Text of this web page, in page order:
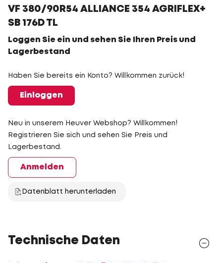
VF 380/90R54 ALLIANCE 354 AGRIFLEX+
SB 176D TL
Loggen Sie ein und sehen Sie Ihren Preis und
Lagerbestand
Haben Sie bereits ein Konto? Willkommen zurück!
Einloggen
Neu in unserem Heuver Webshop? Willkommen!
Registrieren Sie sich und sehen Sie Preis und
Lagerbestand.
Anmelden
Datenblatt herunterladen
Technische Daten